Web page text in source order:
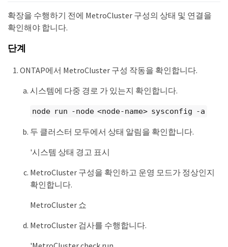
확장을 수행하기 전에 MetroCluster 구성의 상태 및 연결을
확인해야 합니다.
단계
ONTAP에서 MetroCluster 구성 작동을 확인합니다.
시스템에 다중 경로 가 있는지 확인합니다.
node run -node <node-name> sysconfig -a
두 클러스터 모두에서 상태 알림을 확인합니다.
'시스템 상태 경고 표시
MetroCluster 구성을 확인하고 운영 모드가 정상인지
확인합니다.
MetroCluster 쇼
MetroCluster 검사를 수행합니다.